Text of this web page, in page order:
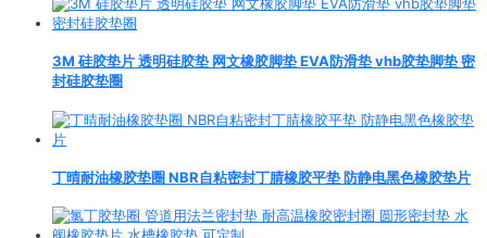
3M 硅胶垫片 透明硅胶垫 网文橡胶脚垫 EVA防滑垫 vhb胶垫脚垫 密
封硅胶垫圈
丁晴耐油橡胶垫圈 NBR自粘密封丁腈橡胶平垫 防静电黑色橡胶垫片